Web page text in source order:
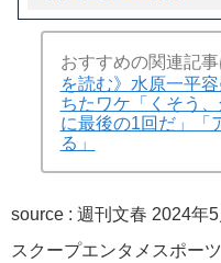
おすすめの関連記
を読む》水原一平
ちたワケ「くそう
に最後の1回だ」「
る」
source : 週刊文春 2024年
スクープエンタメ スポーツ